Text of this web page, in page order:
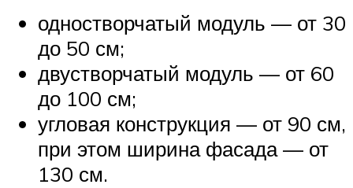
одностворчатый модуль — от 30
до 50 см;
двустворчатый модуль — от 60
до 100 см;
угловая конструкция — от 90 см,
при этом ширина фасада — от
130 см.